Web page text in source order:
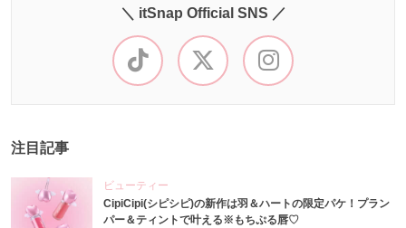
＼ itSnap Official SNS ／
注目記事
ビューティー
CipiCipi(シピシピ)の新作は羽＆ハートの限定パケ！プラン
パー＆ティントで叶える※もちぷる唇♡